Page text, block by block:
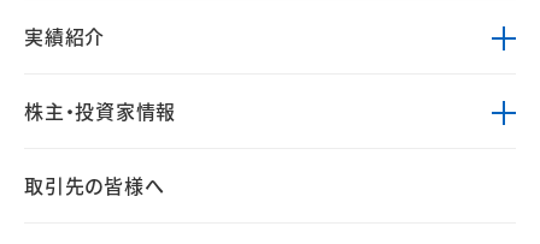
実績紹介
株主・投資家情報
取引先の皆様へ